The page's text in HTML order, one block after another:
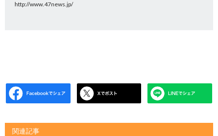
http://www.47news.jp/
関連記事